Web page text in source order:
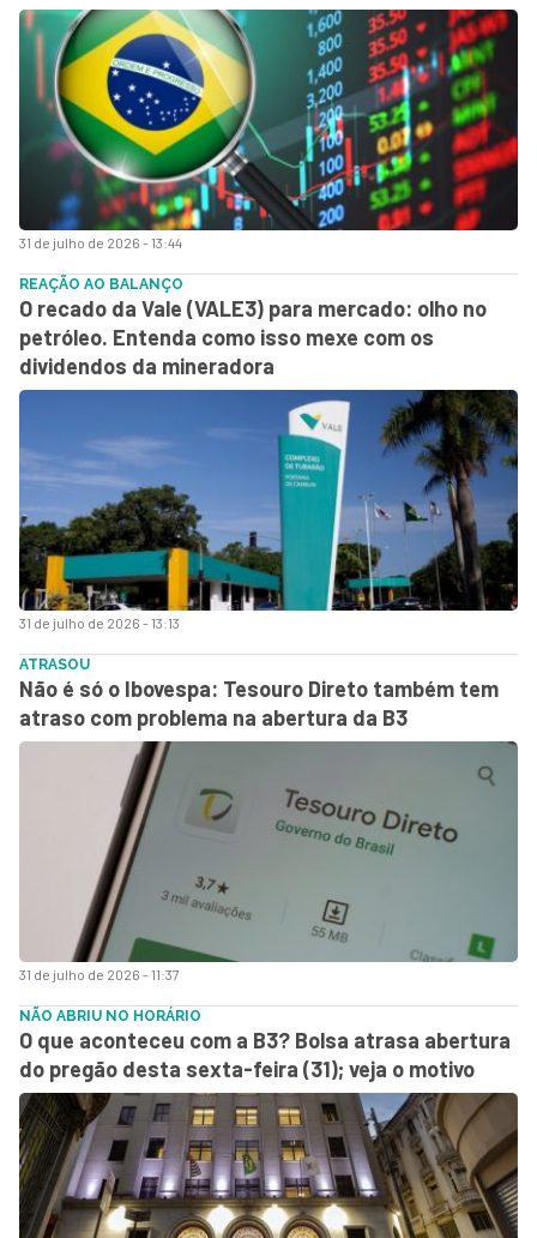
31 de julho de 2026 - 13:44
31 de julho de 2026 - 13:13
REAÇÃO AO BALANÇO
O recado da Vale (VALE3) para mercado: olho no
petróleo. Entenda como isso mexe com os
dividendos da mineradora
31 de julho de 2026 - 11:37
ATRASOU
Não é só o Ibovespa: Tesouro Direto também tem
atraso com problema na abertura da B3
NÃO ABRIU NO HORÁRIO
O que aconteceu com a B3? Bolsa atrasa abertura
do pregão desta sexta-feira (31); veja o motivo